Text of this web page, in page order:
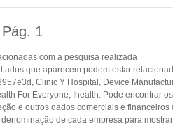
Pág. 1
com a pesquisa realizada
que aparecem podem estar
Clinic Y Hospital, Device
For Everyone, Ihealth. Pode encontrar
e outros dados comerciais e financeiros
de cada empresa para